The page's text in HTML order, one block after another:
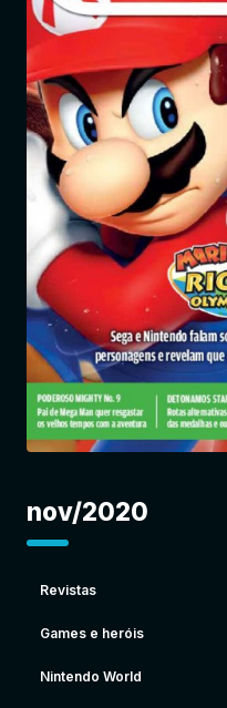
nov/2020
Revistas
Games e heróis
Nintendo World